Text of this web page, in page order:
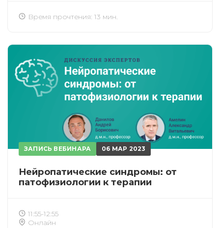
Время прочтения: 13 мин.
ЗАПИСЬ ВЕБИНАРА 06 МАР 2023
Нейропатические синдромы: от
патофизиологии к терапии
11:55-12:55
Онлайн